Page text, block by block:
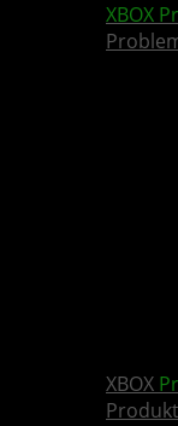
XBOX
XBOX